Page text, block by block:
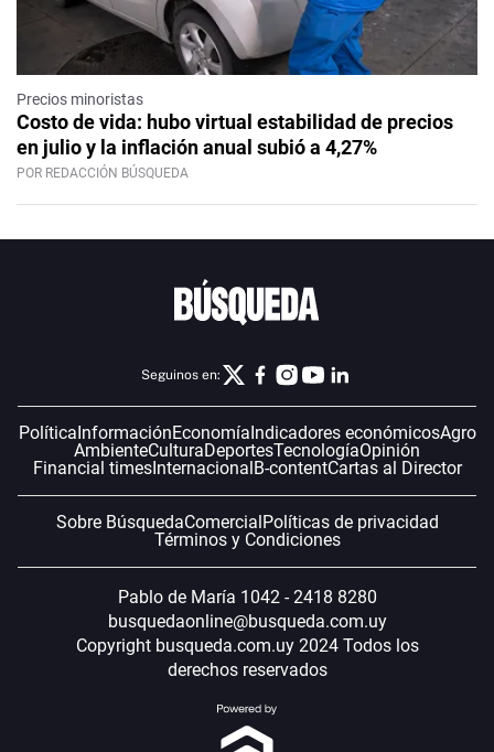
Precios minoristas
Costo de vida: hubo virtual estabilidad de precios
en julio y la inflación anual subió a 4,27%
POR REDACCIÓN BÚSQUEDA
Seguinos en:
PolíticaInformaciónEconomíaIndicadores económicosAgro
AmbienteCulturaDeportesTecnologíaOpinión
Financial timesInternacionalB-contentCartas al Director
Sobre BúsquedaComercialPolíticas de privacidad
Términos y Condiciones
Pablo de María 1042 - 2418 8280
busquedaonline@busqueda.com.uy
Copyright busqueda.com.uy 2024 Todos los
derechos reservados